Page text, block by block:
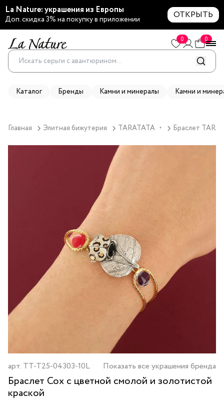
La Nature: украшения из Европы
Доп. скидка 3% на покупку в приложении ОТКРЫТЬ
0 0
Каталог Бренды Камни и минералы Камни и
Главная Элитная бижутерия TARATATA ▼ Браслет
арт. TT-T25-04303-10L Показать все украшения бренда
Браслет Cox с цветной смолой и золотистой
краской